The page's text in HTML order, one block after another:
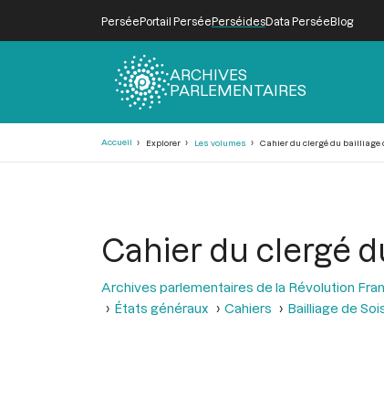
PerséePortail PerséePerséidesData PerséeBlog
ARCHIVES
PARLEMENTAIRES
Accueil Explorer Les volumes Cahier du clergé du bailliage
Cahier du clergé
Archives parlementaires de la Révolution
États généraux
Cahiers Bailliage de